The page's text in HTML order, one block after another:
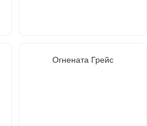
Огнената Грейс